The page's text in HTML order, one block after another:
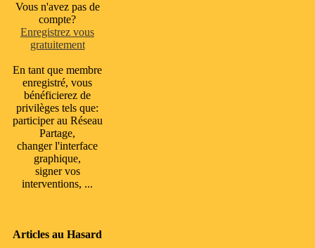
Vous n'avez pas de
compte?
Enregistrez vous
gratuitement
En tant que membre
enregistré, vous
bénéficierez de
privilèges tels que:
participer au Réseau
Partage,
changer l'interface
graphique,
signer vos
interventions, ...
Articles au Hasard